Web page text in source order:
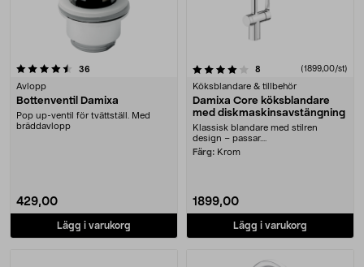
36
Avlopp
Bottenventil Damixa
Pop up-ventil för tvättställ. Med
bräddavlopp
429,00
Lägg i varukorg
4.0 av 5 stjärnor 8 recensioner(1899,00/st)
Köksblandare & tillbehör
Damixa Core köksblandare
med diskmaskinsavstängning
Klassisk blandare med stilren
design – passar....
Färg: Krom
1899,00
Lägg i varukorg